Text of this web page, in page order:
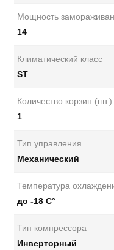
Мощность
14
Климатический класс
ST
Количество корзин (шт.)
1
Тип управления
Механический
Температура
до -18 С°
Тип компрессора
Инверторный